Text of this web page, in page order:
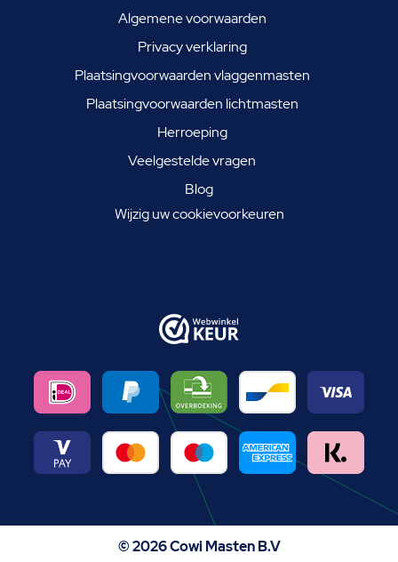
Algemene voorwaarden
Privacy verklaring
Plaatsingvoorwaarden vlaggenmasten
Plaatsingvoorwaarden lichtmasten
Herroeping
Veelgestelde vragen
Blog
Wijzig uw cookievoorkeuren
© 2026 Cowi Masten B.V